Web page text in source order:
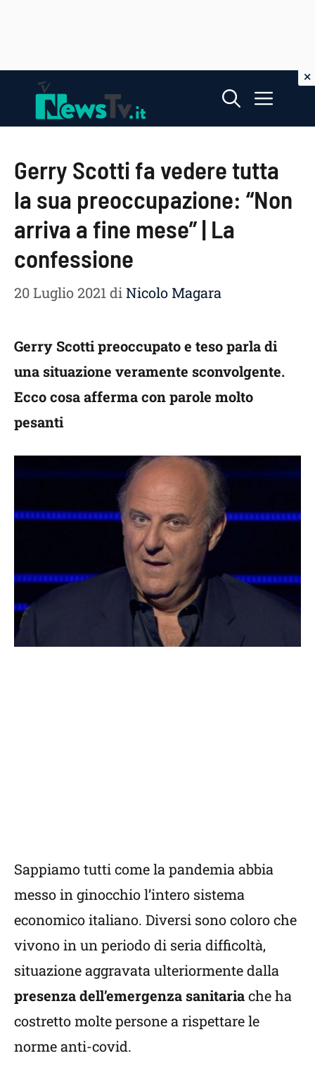
contenuto
Menu
Gerry Scotti fa vedere tutta
la sua preoccupazione: “Non
arriva a fine mese” | La
confessione
20 Luglio 2021 diNicolo Magara
Gerry Scotti preoccupato e teso parla di
una situazione veramente sconvolgente.
Ecco cosa afferma con parole molto
pesanti
Sappiamo tutti come la pandemia abbia
messo in ginocchio l’intero sistema
economico italiano. Diversi sono coloro che
vivono in un periodo di seria difficoltà,
situazione aggravata ulteriormente dalla
presenza dell’emergenza sanitariache ha
costretto molte persone a rispettare le
norme anti-covid.